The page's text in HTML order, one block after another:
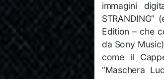
immagini
STRANDING”
Edition – che
da Sony
come il
“Maschera